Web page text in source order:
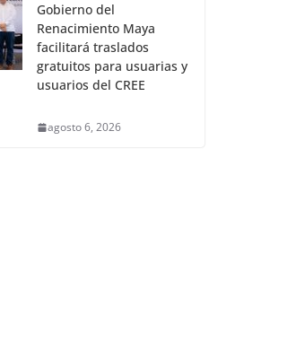
Gobierno del
Renacimiento Maya
facilitará traslados
gratuitos para usuarias y
usuarios del CREE
agosto 6, 2026